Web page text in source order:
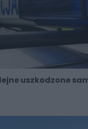
uszkodzone